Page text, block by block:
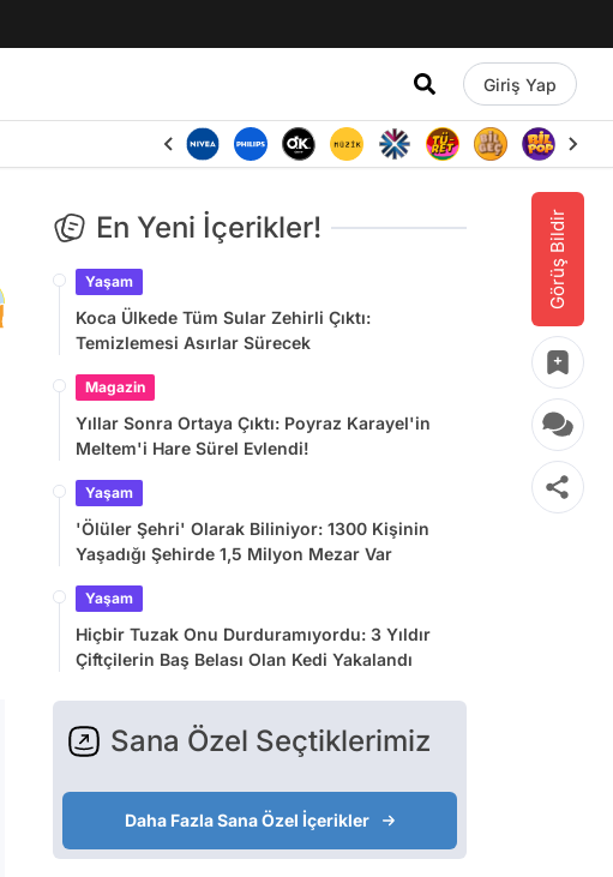
Giriş Yap
Görüş Bildir
En Yeni İçerikler!
Yaşam
Koca Ülkede Tüm Sular Zehirli Çıktı:
Temizlemesi Asırlar Sürecek
Magazin
Yıllar Sonra Ortaya Çıktı: Poyraz Karayel'in
Meltem'i Hare Sürel Evlendi!
Yaşam
'Ölüler Şehri' Olarak Biliniyor: 1300 Kişinin
Yaşadığı Şehirde 1,5 Milyon Mezar Var
Yaşam
Hiçbir Tuzak Onu Durduramıyordu: 3 Yıldır
Çiftçilerin Baş Belası Olan Kedi Yakalandı
Sana Özel Seçtiklerimiz
Daha Fazla Sana Özel İçerikler